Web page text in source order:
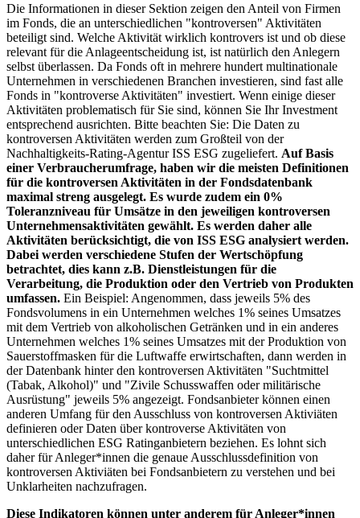
Die Informationen in dieser Sektion zeigen den Anteil von Firmen
im Fonds, die an unterschiedlichen "kontroversen" Aktivitäten
beteiligt sind. Welche Aktivität wirklich kontrovers ist und ob diese
relevant für die Anlageentscheidung ist, ist natürlich den Anlegern
selbst überlassen. Da Fonds oft in mehrere hundert multinationale
Unternehmen in verschiedenen Branchen investieren, sind fast alle
Fonds in "kontroverse Aktivitäten" investiert. Wenn einige dieser
Aktivitäten problematisch für Sie sind, können Sie Ihr Investment
entsprechend ausrichten. Bitte beachten Sie: Die Daten zu
kontroversen Aktivitäten werden zum Großteil von der
Nachhaltigkeits-Rating-Agentur ISS ESG zugeliefert. Auf Basis
einer Verbraucherumfrage, haben wir die meisten Definitionen
für die kontroversen Aktivitäten in der Fondsdatenbank
maximal streng ausgelegt. Es wurde zudem ein 0%
Toleranzniveau für Umsätze in den jeweiligen kontroversen
Unternehmensaktivitäten gewählt. Es werden daher alle
Aktivitäten berücksichtigt, die von ISS ESG analysiert werden.
Dabei werden verschiedene Stufen der Wertschöpfung
betrachtet, dies kann z.B. Dienstleistungen für die
Verarbeitung, die Produktion oder den Vertrieb von Produkten
umfassen. Ein Beispiel: Angenommen, dass jeweils 5% des
Fondsvolumens in ein Unternehmen welches 1% seines Umsatzes
mit dem Vertrieb von alkoholischen Getränken und in ein anderes
Unternehmen welches 1% seines Umsatzes mit der Produktion von
Sauerstoffmasken für die Luftwaffe erwirtschaften, dann werden in
der Datenbank hinter den kontroversen Aktivitäten "Suchtmittel
(Tabak, Alkohol)" und "Zivile Schusswaffen oder militärische
Ausrüstung" jeweils 5% angezeigt. Fondsanbieter können einen
anderen Umfang für den Ausschluss von kontroversen Aktiviäten
definieren oder Daten über kontroverse Aktivitäten von
unterschiedlichen ESG Ratinganbietern beziehen. Es lohnt sich
daher für Anleger*innen die genaue Ausschlussdefinition von
kontroversen Aktiviäten bei Fondsanbietern zu verstehen und bei
Unklarheiten nachzufragen.
Diese Indikatoren können unter anderem für Anleger*innen